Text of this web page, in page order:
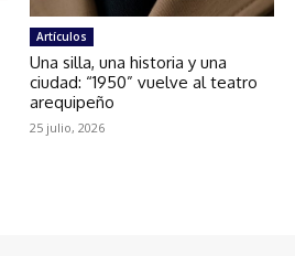
Artículos
Una silla, una historia y una
ciudad: “1950” vuelve al teatro
arequipeño
25 julio, 2026